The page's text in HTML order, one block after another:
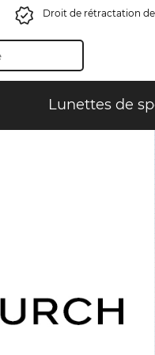
Droit de rétractation
Lunettes de